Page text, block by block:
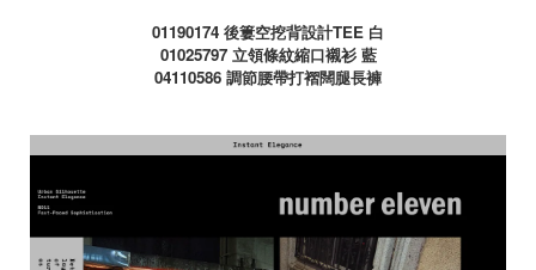
01190174 後簍空挖背設計TEE 白
01025797 立領條紋縮口襯衫 藍
04110586 調節腰帶打褶闊腿長褲